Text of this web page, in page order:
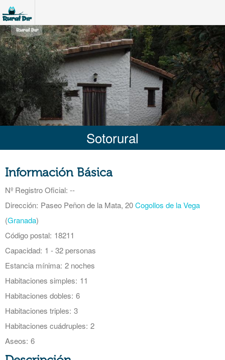
Sotorural
Información Básica
Nº Registro Oficial: --
Dirección: Paseo Peñon de la Mata, 20Cogollos de la Vega
(Granada)
Código postal: 18211
Capacidad: 1 - 32 personas
Estancia mínima: 2 noches
Habitaciones simples: 11
Habitaciones dobles: 6
Habitaciones triples: 3
Habitaciones cuádruples: 2
Aseos: 6